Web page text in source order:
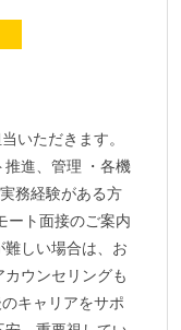
いただきます。
推進、管理 ・各機
務経験がある方
ート面接のご案内
しい場合は、お
ウンセリングも
キャリアをサポ